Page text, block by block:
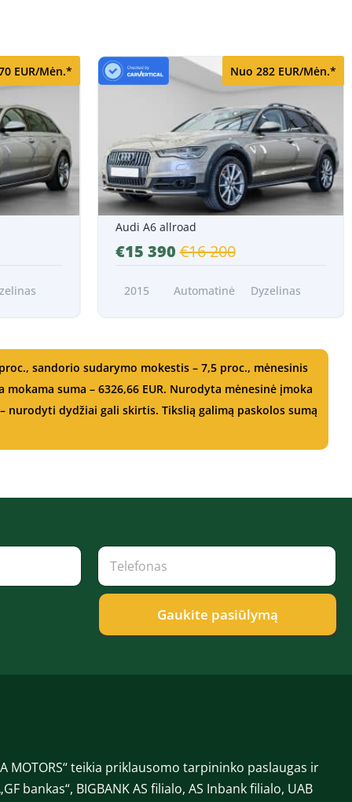
EUR/Mėn.* Nuo 282 EUR/Mėn.*
Nuo 282 EUR/Mėn.*
Audi A6 allroad
€15 390€16 200
2015 Automatinė Dyzelinas
sandorio sudarymo mokestis – 7,5 proc., mėnesinis
suma – 6326,66 EUR. Nurodyta mėnesinė įmoka
dydžiai gali skirtis. Tikslią galimą paskolos sumą
T
l
e
o
n
Gaukite pasiūlymą
MOTORS“ teikia priklausomo tarpininko paslaugas ir
bankas“, BIGBANK AS filialo, AS Inbank filialo, UAB